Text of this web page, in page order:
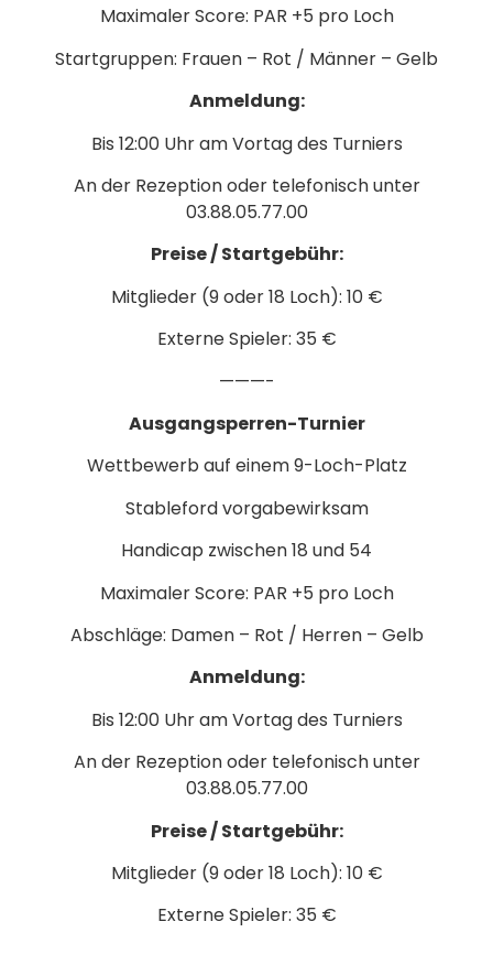
Maximaler Score: PAR +5 pro Loch
Startgruppen: Frauen – Rot / Männer – Gelb
Anmeldung:
Bis 12:00 Uhr am Vortag des Turniers
An der Rezeption oder telefonisch unter
03.88.05.77.00
Preise / Startgebühr:
Mitglieder (9 oder 18 Loch): 10 €
Externe Spieler: 35 €
———-
Ausgangsperren-Turnier
Wettbewerb auf einem 9-Loch-Platz
Stableford vorgabewirksam
Handicap zwischen 18 und 54
Maximaler Score: PAR +5 pro Loch
Abschläge: Damen – Rot / Herren – Gelb
Anmeldung:
Bis 12:00 Uhr am Vortag des Turniers
An der Rezeption oder telefonisch unter
03.88.05.77.00
Preise / Startgebühr:
Mitglieder (9 oder 18 Loch): 10 €
Externe Spieler: 35 €